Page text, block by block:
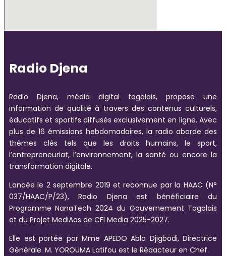
Radio Djena
Radio Djena, média digital togolais, propose une
information de qualité à travers des contenus culturels,
éducatifs et sportifs diffusés exclusivement en ligne. Avec
plus de 16 émissions hebdomadaires, la radio aborde des
thèmes clés tels que les droits humains, le sport,
l’entrepreneuriat, l’environnement, la santé ou encore la
transformation digitale.
Lancée le 2 septembre 2019 et reconnue par la HAAC (N°
037/HAAC/P/23), Radio Djena est bénéficiaire du
Programme NanaTech 2024 du Gouvernement Togolais
et du Projet MediAos de CFI Media 2025-2027.
Elle est portée par Mme APEDO Abla Djigbodi, Directrice
Générale. M. YOROUMA Latifou est le Rédacteur en Chef.